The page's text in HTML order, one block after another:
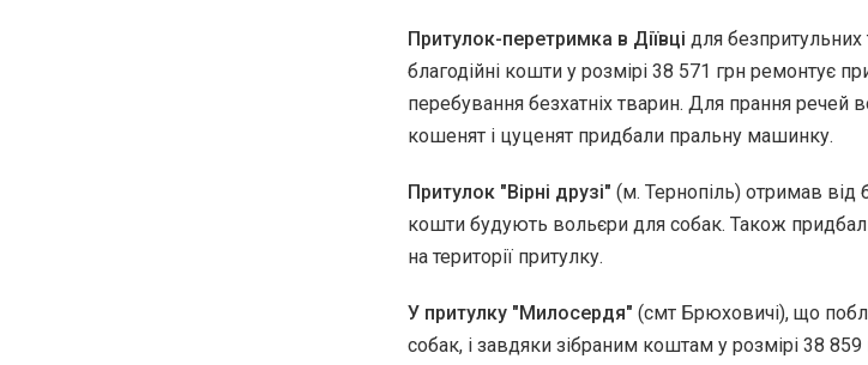
Притулок-перетримка в Діївці для безпритульних
благодійні кошти у розмірі 38 571 грн ремонтує
перебування безхатніх тварин. Для прання речей
кошенят і цуценят придбали пральну машинку.
Притулок "Вірні друзі" (м. Тернопіль) отримав від
кошти будують вольєри для собак. Також
на території притулку.
У притулку "Милосердя" (смт Брюховичі), що
собак, і завдяки зібраним коштам у розмірі 38